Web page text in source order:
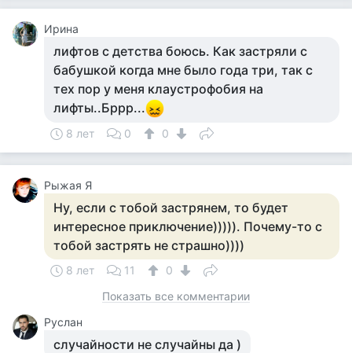
Ирина
лифтов с детства боюсь. Как застряли с
бабушкой когда мне было года три, так с
тех пор у меня клаустрофобия на
лифты..Бррр...
8 лет 0 0
Рыжая Я
Ну, если с тобой застрянем, то будет
интересное приключение))))). Почему-то с
тобой застрять не страшно))))
8 лет 11
0
Показать все комментарии
Руслан
случайности не случайны да )